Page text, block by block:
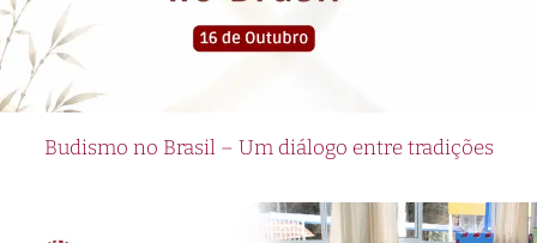
Budismo no Brasil – Um diálogo entre tradições